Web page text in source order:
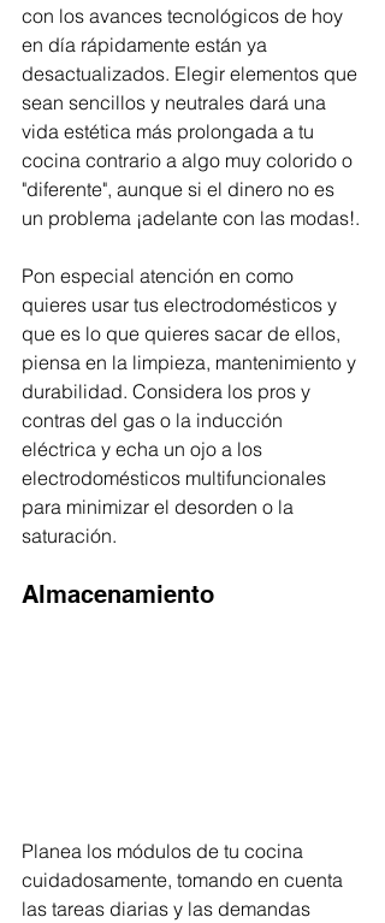
con los avances tecnológicos de hoy
en día rápidamente están ya
desactualizados. Elegir elementos que
sean sencillos y neutrales dará una
vida estética más prolongada a tu
cocina contrario a algo muy colorido o
"diferente", aunque si el dinero no es
un problema ¡adelante con las modas!.
Pon especial atención en como
quieres usar tus electrodomésticos y
que es lo que quieres sacar de ellos,
piensa en la limpieza, mantenimiento y
durabilidad. Considera los pros y
contras del gas o la inducción
eléctrica y echa un ojo a los
electrodomésticos multifuncionales
para minimizar el desorden o la
saturación.
Almacenamiento
Planea los módulos de tu cocina
cuidadosamente, tomando en cuenta
las tareas diarias y las demandas